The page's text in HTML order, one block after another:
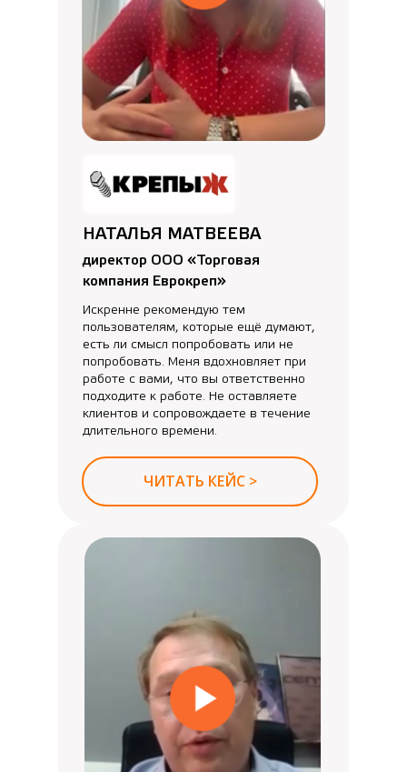
директор ООО «Торговая
компания Еврокреп»
НАТАЛЬЯ МАТВЕЕВА
Искренне рекомендую тем
пользователям, которые ещё думают,
есть ли смысл попробовать или не
попробовать. Меня вдохновляет при
работе с вами, что вы ответственно
подходите к работе. Не оставляете
клиентов и сопровождаете в течение
длительного времени.
ЧИТАТЬ КЕЙС >